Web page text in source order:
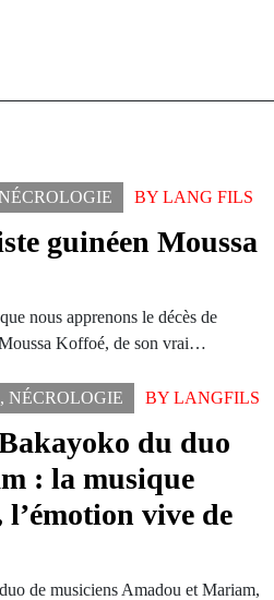
BYLANG FILS
guinéen Moussa
nous apprenons le décès de
Koffoé, de son vrai…
,NÉCROLOGIE BYLANGFILS
du duo
: la musique
vive de
de musiciens Amadou et Mariam,